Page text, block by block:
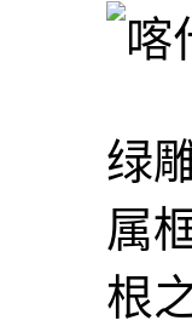
绿
属
根